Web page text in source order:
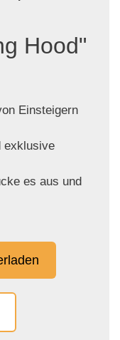
Hood"
Einsteigern
exklusive
es aus und